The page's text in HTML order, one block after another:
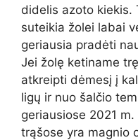
didelis azoto kiekis.
suteikia žolei labai
geriausia pradėti
Jei žolę ketiname
atkreipti dėmesį į
ligų ir nuo šalčio
geriausiose 2021
trąšose yra magnio